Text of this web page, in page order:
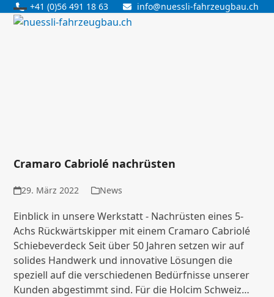
Skip
+41 (0)56 491 18 63 info@nuessli-fahrzeugbau.ch
Open
Close
Cramaro Cabriolé nachrüsten
29. März 2022 News
Einblick in unsere Werkstatt - Nachrüsten eines 5-
Achs Rückwärtskipper mit einem Cramaro Cabriolé
Schiebeverdeck Seit über 50 Jahren setzen wir auf
solides Handwerk und innovative Lösungen die
speziell auf die verschiedenen Bedürfnisse unserer
Kunden abgestimmt sind. Für die Holcim Schweiz…